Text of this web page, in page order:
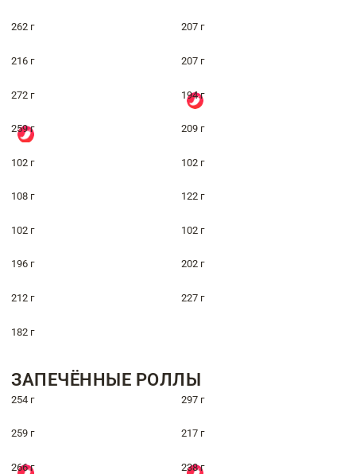
262 г 207 г
216 г 207 г
272 г 194 г
259 г 209 г
102 г 102 г
108 г 122 г
102 г 102 г
196 г 202 г
212 г 227 г
182 г
ЗАПЕЧЁННЫЕ РОЛЛЫ
254 г 297 г
259 г 217 г
266 г 238 г